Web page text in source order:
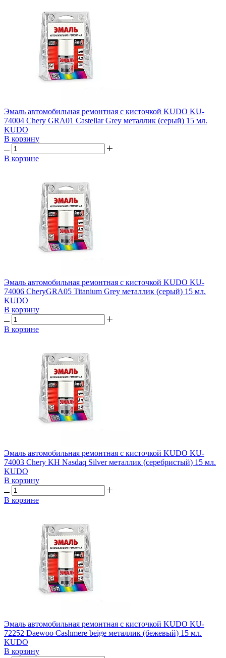
Эмаль автомобильная ремонтная с кисточкой KUDO KU-
74004 Chery GRA01 Castellar Grey металлик (серый) 15 мл.
KUDO
В корзину
В корзине
Эмаль автомобильная ремонтная с кисточкой KUDO KU-
74006 CheryGRA05 Titanium Grey металлик (серый) 15 мл.
KUDO
В корзину
В корзине
Эмаль автомобильная ремонтная с кисточкой KUDO KU-
74003 Chery KH Nasdaq Silver металлик (серебристый) 15 мл.
KUDO
В корзину
В корзине
Эмаль автомобильная ремонтная с кисточкой KUDO KU-
72252 Daewoo Cashmere beige металлик (бежевый) 15 мл.
KUDO
В корзину